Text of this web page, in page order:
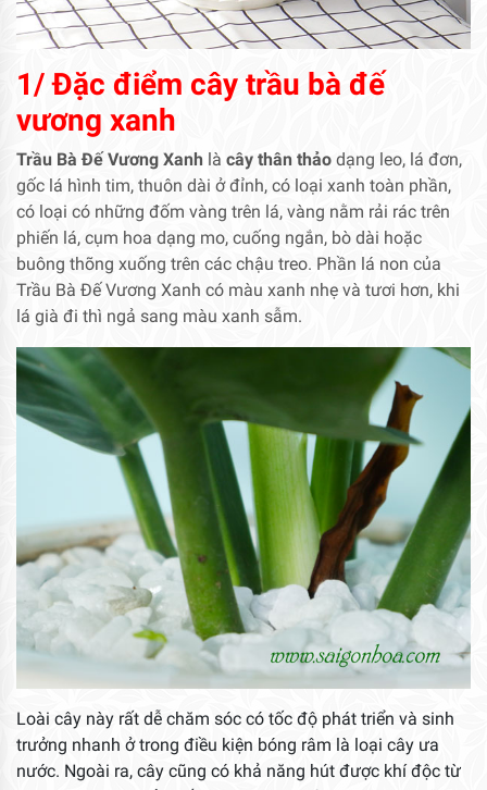
1/ Đặc điểm cây trầu bà đế
vương xanh
Trầu Bà Đế Vương Xanh là cây thân thảo dạng leo, lá đơn,
gốc lá hình tim, thuôn dài ở đỉnh, có loại xanh toàn phần,
có loại có những đốm vàng trên lá, vàng nằm rải rác trên
phiến lá, cụm hoa dạng mo, cuống ngắn, bò dài hoặc
buông thõng xuống trên các chậu treo. Phần lá non của
Trầu Bà Đế Vương Xanh có màu xanh nhẹ và tươi hơn, khi
lá già đi thì ngả sang màu xanh sẫm.
Loài cây này rất dễ chăm sóc có tốc độ phát triển và sinh
trưởng nhanh ở trong điều kiện bóng râm là loại cây ưa
nước. Ngoài ra, cây cũng có khả năng hút được khí độc từ